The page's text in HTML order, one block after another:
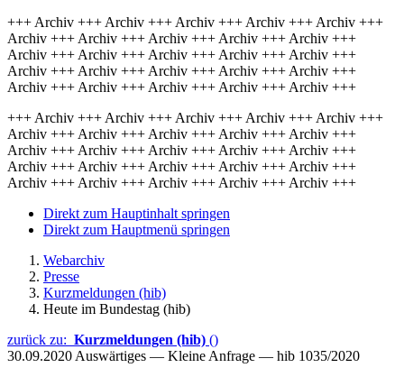
+++ Archiv +++ Archiv +++ Archiv +++ Archiv +++ Archiv +++
Archiv +++ Archiv +++ Archiv +++ Archiv +++ Archiv +++
Archiv +++ Archiv +++ Archiv +++ Archiv +++ Archiv +++
Archiv +++ Archiv +++ Archiv +++ Archiv +++ Archiv +++
Archiv +++ Archiv +++ Archiv +++ Archiv +++ Archiv +++
+++ Archiv +++ Archiv +++ Archiv +++ Archiv +++ Archiv +++
Archiv +++ Archiv +++ Archiv +++ Archiv +++ Archiv +++
Archiv +++ Archiv +++ Archiv +++ Archiv +++ Archiv +++
Archiv +++ Archiv +++ Archiv +++ Archiv +++ Archiv +++
Archiv +++ Archiv +++ Archiv +++ Archiv +++ Archiv +++
Direkt zum Hauptinhalt springen
Direkt zum Hauptmenü springen
Webarchiv
Presse
Kurzmeldungen (hib)
Heute im Bundestag (hib)
zurück zu: Kurzmeldungen (hib) ()
30.09.2020 Auswärtiges — Kleine Anfrage — hib 1035/2020